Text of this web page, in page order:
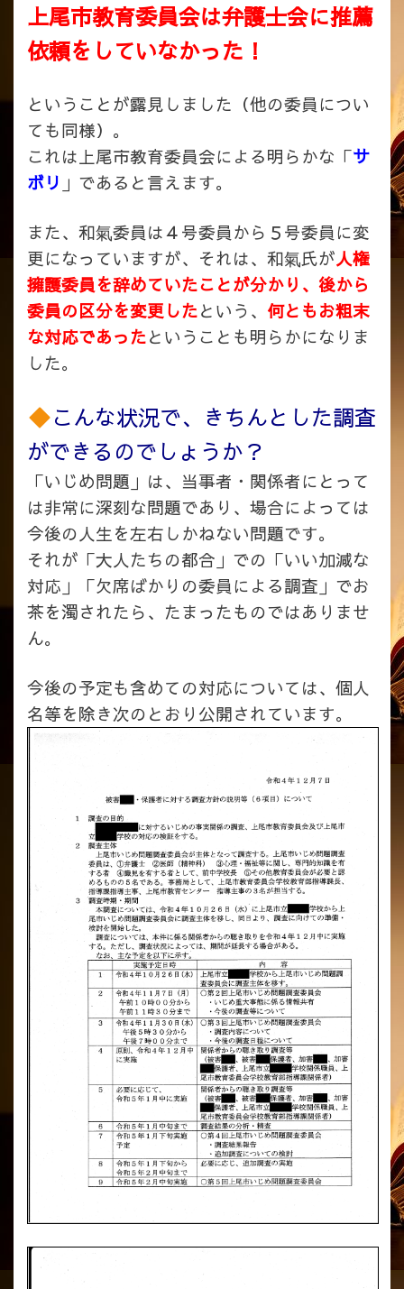
上尾市教育委員会は弁護士会に推薦
依頼をしていなかった！
ということが露見しました（他の委員につい
ても同様）。
これは上尾市教育委員会による明らかな「サ
ボリ 」であると言えます。
また、和氣委員は４号委員から５号委員に変
更になっていますが、それは、和氣氏が人権
擁護委員を辞めていたことが分かり、後から
委員の区分を変更したという、 何ともお粗末
な対応であったということも明らかになりま
した。
こんな状況で、きちんとした調査
ができるのでしょうか？
「いじめ問題」は、当事者・関係者にとって
は非常に深刻な問題であり、場合によっては
今後の人生を左右しかねない問題です。
それが「大人たちの都合」での「いい加減な
対応」「欠席ばかりの委員による調査」でお
茶を濁されたら、たまったものではありませ
ん。
今後の予定も含めての対応については、個人
名等を除き次のとおり公開されています。